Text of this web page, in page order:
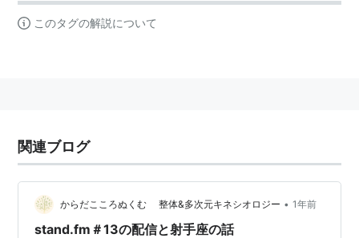
このタグの解説について
関連ブログ
からだこころぬくむ 整体&多次元キネシオロジー • 1年前
stand.fm＃13の配信と射手座の話